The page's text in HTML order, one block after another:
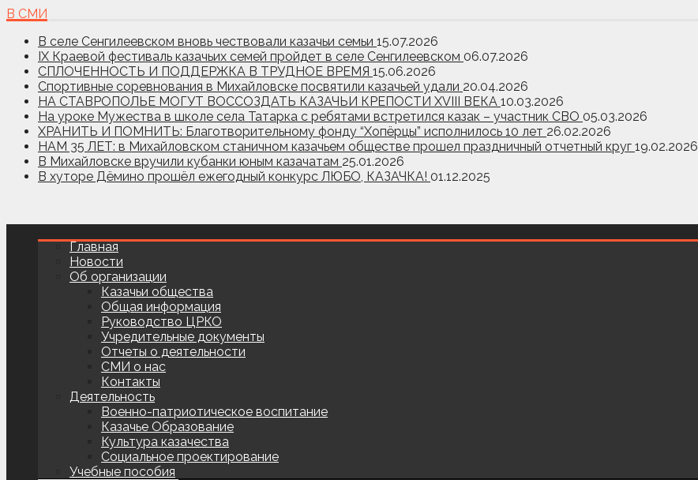
В СМИ
В селе Сенгилеевском вновь чествовали казачьи семьи 15.07.2026
IX Краевой фестиваль казачьих семей пройдет в селе Сенгилеевском 06.07.2026
СПЛОЧЕННОСТЬ И ПОДДЕРЖКА В ТРУДНОЕ ВРЕМЯ 15.06.2026
Спортивные соревнования в Михайловске посвятили казачьей удали 20.04.2026
НА СТАВРОПОЛЬЕ МОГУТ ВОССОЗДАТЬ КАЗАЧЬИ КРЕПОСТИ XVIII ВЕКА 10.03.2026
На уроке Мужества в школе села Татарка с ребятами встретился казак – участник СВО 05.03.2026
ХРАНИТЬ И ПОМНИТЬ: Благотворительному фонду “Хопёрцы” исполнилось 10 лет 26.02.2026
НАМ 35 ЛЕТ: в Михайловском станичном казачьем обществе прошел праздничный отчетный круг 19.02.2026
В Михайловске вручили кубанки юным казачатам 25.01.2026
В хуторе Дёмино прошёл ежегодный конкурс ЛЮБО, КАЗАЧКА! 01.12.2025
Главная
Новости
Об организации
Казачьи общества
Общая информация
Руководство ЦРКО
Учредительные документы
Отчеты о деятельности
СМИ о нас
Контакты
Деятельность
Военно-патриотическое воспитание
Казачье Образование
Культура казачества
Социальное проектирование
Учебные пособия